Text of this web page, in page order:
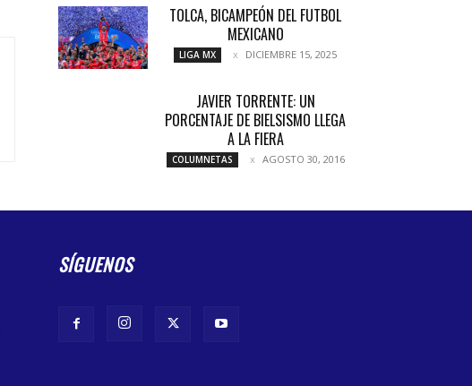
TOLCA, BICAMPEÓN DEL FUTBOL
MEXICANO
LIGA MX DICIEMBRE 15, 2025
JAVIER TORRENTE: UN
PORCENTAJE DE BIELSISMO LLEGA
A LA FIERA
COLUMNETAS AGOSTO 30, 2016
SÍGUENOS